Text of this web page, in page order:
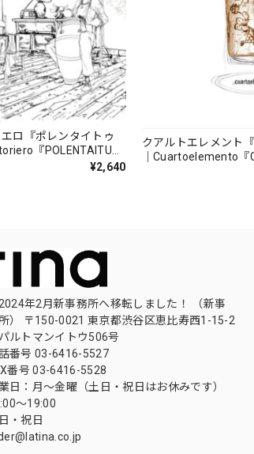
ロ『ポレンタイトゥ
『POLENTAITUM
¥2,640
クアルトエレメント
｜Cuartoelemento『
年2月新事務所へ移転しました！ （新事
） 〒150-0021 東京都渋谷区恵比寿西1-15-2
ルトマンイトウ506号
番号 03-6416-5527
番号 03-6416-5528
日：月〜金曜（土日・祝日はお休みです）
〜19:00
・祝日